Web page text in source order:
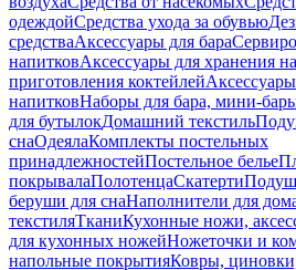
одеждойСредства ухода за обувью
средстваАксессуары для бара
напитковАксессуары для хранения
приготовления коктейлей
напитковНаборы для бара, мини-
для бутылокДомашний текстиль
снаОдеялаКомплекты постельных
принадлежностейПостельное белье
покрывалаПолотенцаСкатерти
беруши для снаНаполнители для
текстиляТканиКухонные ножи,
для кухонных ножейНожеточки и
напольные покрытияКовры,